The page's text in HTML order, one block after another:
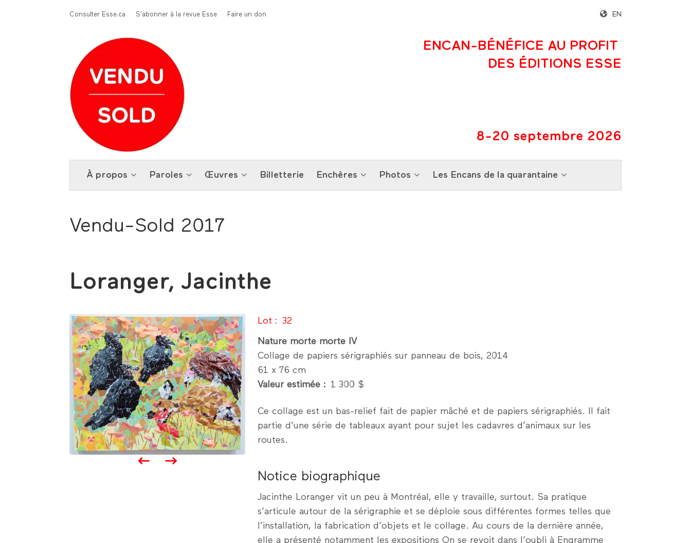
Menu Top
Consulter Esse.ca S'abonner à la revue Esse Faire un don EN
ENCAN-BÉNÉFICE AU PROFIT
DES ÉDITIONS ESSE
8-20 septembre 2026
À propos Paroles Œuvres Billetterie Enchères Photos Les Encans de la quarantaine
Vendu-Sold 2017
Loranger, Jacinthe
Lot 32
Nature morte morte IV
Collage de papiers sérigraphiés sur panneau de bois, 2014
61 x 76 cm
Valeur estimée
1 300 $
Ce collage est un bas-relief fait de papier mâché et de papiers sérigraphiés. Il fait
partie d’une série de tableaux ayant pour sujet les cadavres d’animaux sur les
routes.
Notice biographique
Jacinthe Loranger vit un peu à Montréal, elle y travaille, surtout. Sa pratique
s’articule autour de la sérigraphie et se déploie sous différentes formes telles que
l’installation, la fabrication d’objets et le collage. Au cours de la dernière année,
elle a présenté notamment les expositions On se revoit dans l’oubli à Engramme